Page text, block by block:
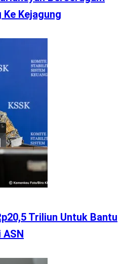
Kejagung
Triliun Untuk Bantu
ASN